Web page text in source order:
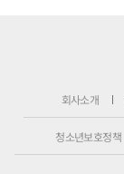
회사소개
청소년보호정책